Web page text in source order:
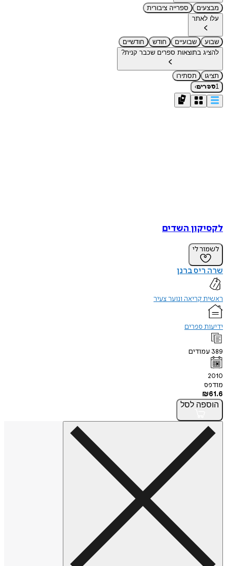
מבצעים
ספרייה ציבורית
עלו לאתר
שבוע שבועיים חודש
חודשיים
להציג בתוצאות ספרים שכבר קנית?
תציגו
תסתירו
1ספרים›
לקסיקון השדים
לשמור לי
שרה ריס ברנן
ראשית קריאה ונוער צעיר
ידיעות ספרים
389 עמודים
2010
מודפס
₪61.6
הוספה לסל